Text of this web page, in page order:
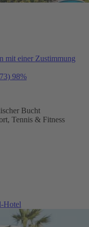
mit einer Zustimmung
98%
Bucht
Tennis & Fitness
Hotel